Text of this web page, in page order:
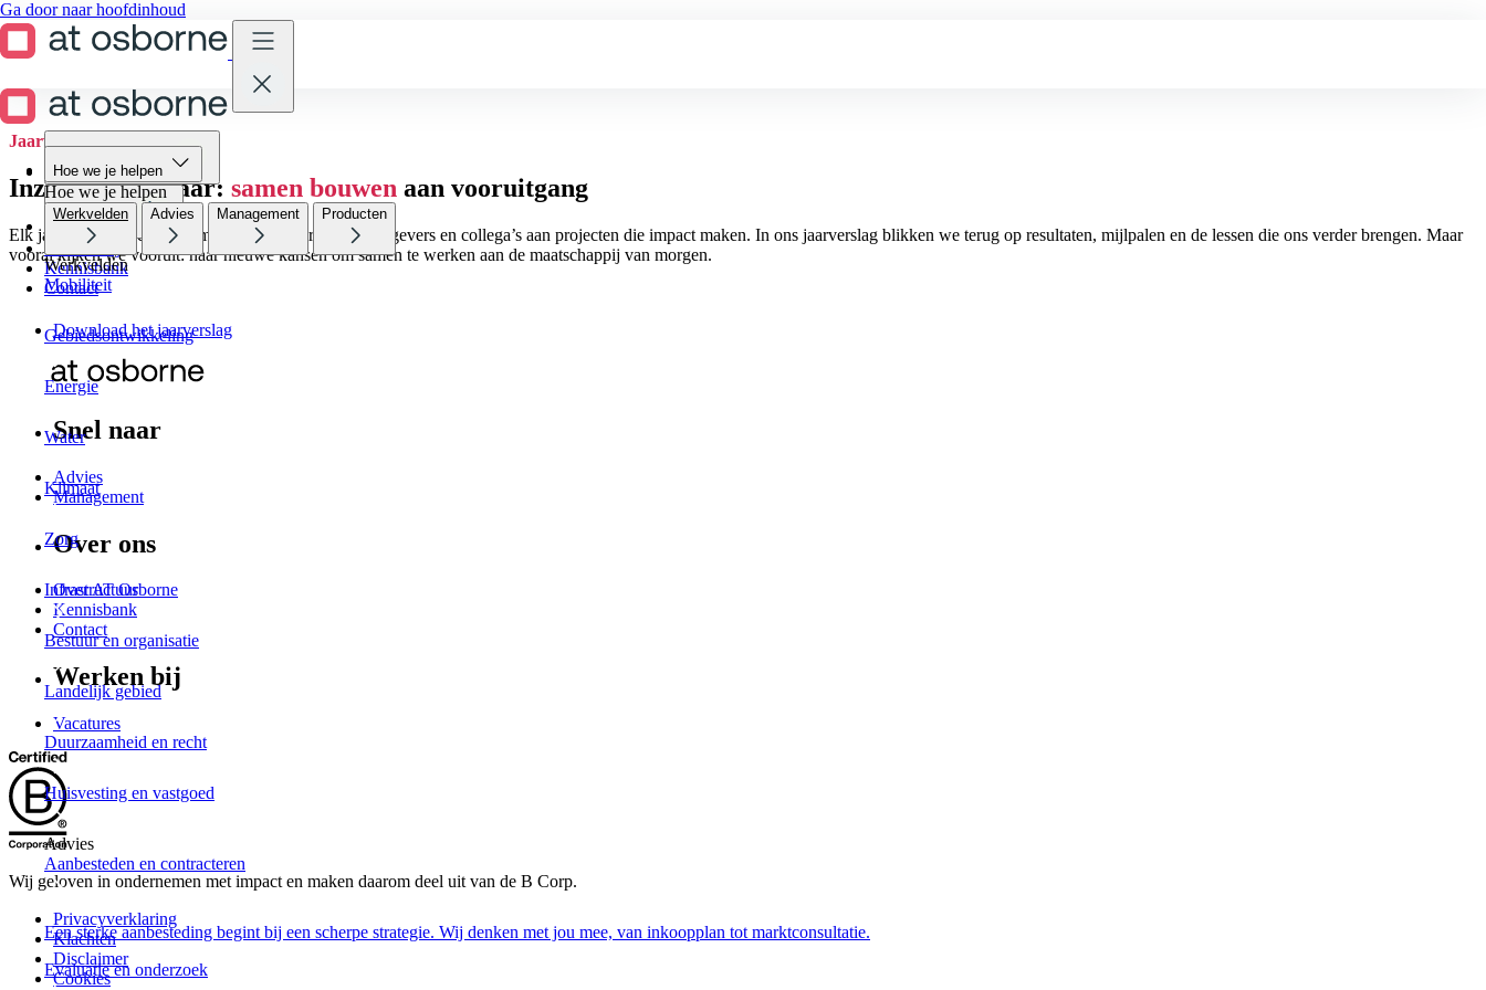
Ga door naar hoofdinhoud
Hoe we je helpen
Wie we zijn
Werken bij
Kennisbank
Contact
Hoe we je helpen
Hoe we je helpen
Werkvelden Advies Management Producten
Werkvelden
Mobiliteit
Gebiedsontwikkeling
Energie
Water
Klimaat
Zorg
Infrastructuur
Bestuur en organisatie
Landelijk gebied
Duurzaamheid en recht
Huisvesting en vastgoed
Advies
Aanbesteden en contracteren
Een sterke aanbesteding begint bij een scherpe strategie. Wij denken met jou mee, van inkoopplan tot marktconsultatie.
Evaluatie en onderzoek
Jaarverslag
Inzicht in ons jaar: samen bouwen aan vooruitgang
Elk jaar werken we samen met onze partners, opdrachtgevers en collega’s aan projecten die impact maken. In ons jaarverslag blikken we terug op resultaten, mijlpalen en de lessen die ons verder brengen. Maar
vooral kijken we vooruit: naar nieuwe kansen om samen te werken aan de maatschappij van morgen.
Download het jaarverslag
Snel naar
Advies
Management
Over ons
Over AT Osborne
Kennisbank
Contact
Werken bij
Vacatures
Wij geloven in ondernemen met impact en maken daarom deel uit van de B Corp.
Privacyverklaring
Klachten
Disclaimer
Cookies